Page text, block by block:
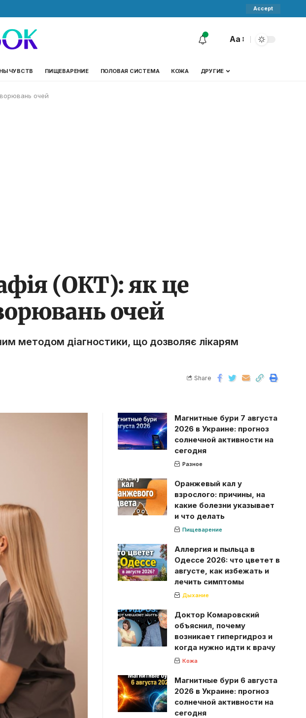
Accept
Aa
ЧУВСТВ ПИЩЕВАРЕНИЕ ПОЛОВАЯ СИСТЕМА КОЖА ДРУГИЕ
очей
(ОКТ): як це
очей
методом діагностики, що дозволяє лікарям
Share
Магнитные бури 7 августа
2026 в Украине: прогноз
солнечной активности на
сегодня
Разное
Оранжевый кал у
взрослого: причины, на
какие болезни указывает
и что делать
Пищеварение
Аллергия и пыльца в
Одессе 2026: что цветет в
августе, как избежать и
лечить симптомы
Дыхание
Доктор Комаровский
объяснил, почему
возникает гипергидроз и
когда нужно идти к врачу
Кожа
Магнитные бури 6 августа
2026 в Украине: прогноз
солнечной активности на
сегодня